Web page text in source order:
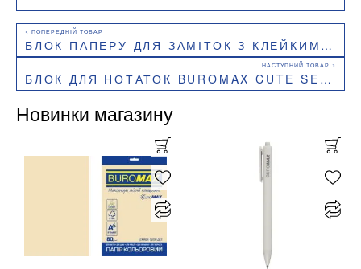
БЛОК ПАПЕРУ ДЛЯ ЗАМІТОК З КЛЕЙКИМ ШАРОМ 38Х51 ММ BUROMAX BM.2324-98
БЛОК ДЛЯ НОТАТОК BUROMAX CUTE SEA BM.2381-72 70 ММ
Новинки магазину